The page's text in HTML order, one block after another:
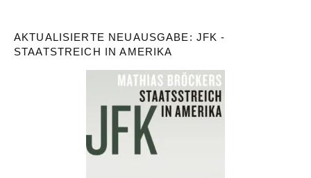
AKTUALISIERTE NEUAUSGABE: JFK -
STAATSTREICH IN AMERIKA